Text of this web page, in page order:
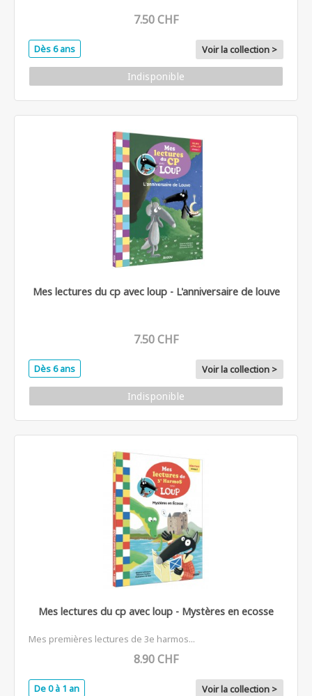
7.50 CHF
Dès 6 ans Voir la collection >
Indisponible
Mes lectures du cp avec loup - L'anniversaire de louve
7.50 CHF
Dès 6 ans Voir la collection >
Indisponible
Mes lectures du cp avec loup - Mystères en ecosse
Mes premières lectures de 3e harmos...
8.90 CHF
De 0 à 1 an Voir la collection >